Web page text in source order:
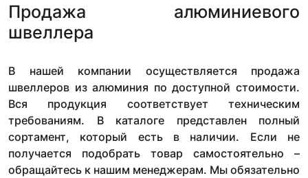
Продажа алюминиевого
швеллера
В нашей компании осуществляется продажа
швеллеров из алюминия по доступной стоимости.
Вся продукция соответствует техническим
требованиям. В каталоге представлен полный
сортамент, который есть в наличии. Если не
получается подобрать товар самостоятельно –
обращайтесь к нашим менеджерам. Мы обязательно